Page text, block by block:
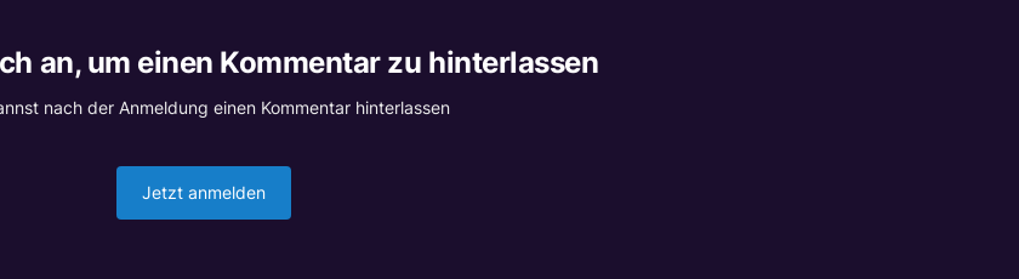
an, um einen Kommentar zu hinterlassen
nach der Anmeldung einen Kommentar hinterlassen
Jetzt anmelden